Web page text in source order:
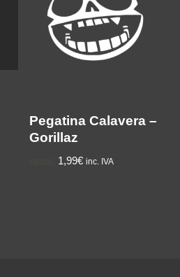
Pegatina Calavera –
Gorillaz
1,99€ inc. IVA